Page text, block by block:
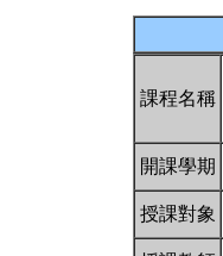
課程名稱
開課學期
授課對象